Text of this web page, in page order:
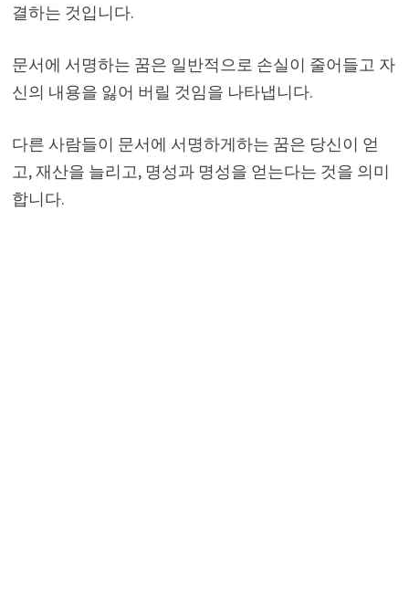
결하는 것입니다.
문서에 서명하는 꿈은 일반적으로 손실이 줄어들고 자
신의 내용을 잃어 버릴 것임을 나타냅니다.
다른 사람들이 문서에 서명하게하는 꿈은 당신이 얻
고, 재산을 늘리고, 명성과 명성을 얻는다는 것을 의미
합니다.